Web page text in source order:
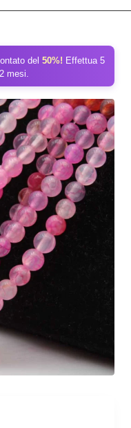
del 50%! Effettua 5
mesi.